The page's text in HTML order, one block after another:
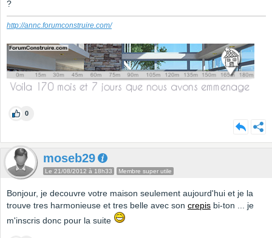
?
http://annc.forumconstruire.com/
0
moseb29
Le 21/08/2012 à 18h33 Membre super utile
Bonjour, je decouvre votre maison seulement aujourd'hui et je la
trouve tres harmonieuse et tres belle avec son crepis bi-ton ... je
m'inscris donc pour la suite